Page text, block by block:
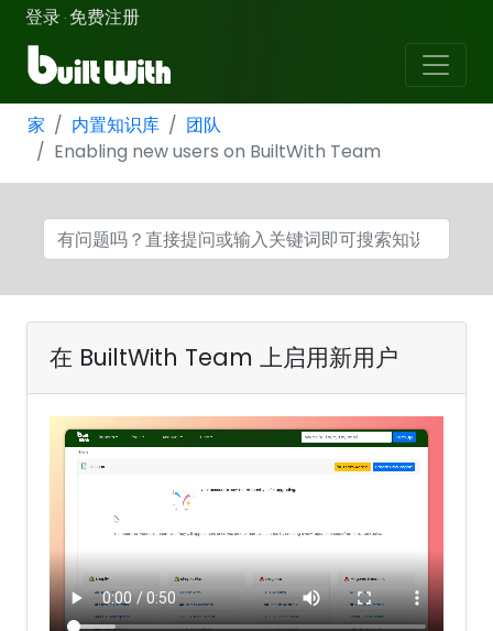
登录 · 免费注册
家 内置知识库
团队
Enabling new users on BuiltWith Team
在 BuiltWith Team 上启用新用户